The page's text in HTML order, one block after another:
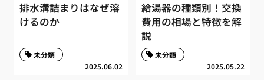
排水溝詰まりはなぜ溶
けるのか
2025.06.02
未分類
給湯器の種類別！交換
費用の相場と特徴を解
説
2025.05.22
未分類